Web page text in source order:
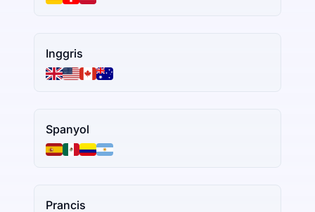
Inggris
Spanyol
Prancis